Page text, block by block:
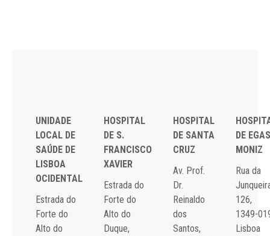
UNIDADE
LOCAL DE
SAÚDE DE
LISBOA
OCIDENTAL
Estrada do
Forte do
Alto do
HOSPITAL
DE S.
FRANCISCO
XAVIER
Estrada do
Forte do
Alto do
Duque,
HOSPITAL
DE SANTA
CRUZ
Av. Prof.
Dr.
Reinaldo
dos
Santos,
DE EGAS
MONIZ
Rua da
126,
1349-
Lisboa